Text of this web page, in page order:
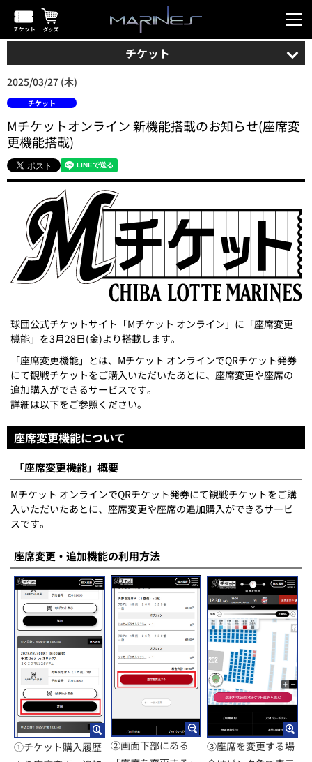
チケット
2025/03/27 (木)
チケット
Mチケットオンライン 新機能搭載のお知らせ(座席変
更機能搭載)
球団公式チケットサイト「Mチケット オンライン」に「座席変更
機能」を3月28日(金)より搭載します。
「座席変更機能」とは、Mチケット オンラインでQRチケット発券
にて観戦チケットをご購入いただいたあとに、座席変更や座席の
追加購入ができるサービスです。
詳細は以下をご参照ください。
座席変更機能について
「座席変更機能」概要
Mチケット オンラインでQRチケット発券にて観戦チケットをご購
入いただいたあとに、座席変更や座席の追加購入ができるサービ
スです。
座席変更・追加機能の利用方法
①チケット購入履歴
②画面下部にある
③座席を変更する場